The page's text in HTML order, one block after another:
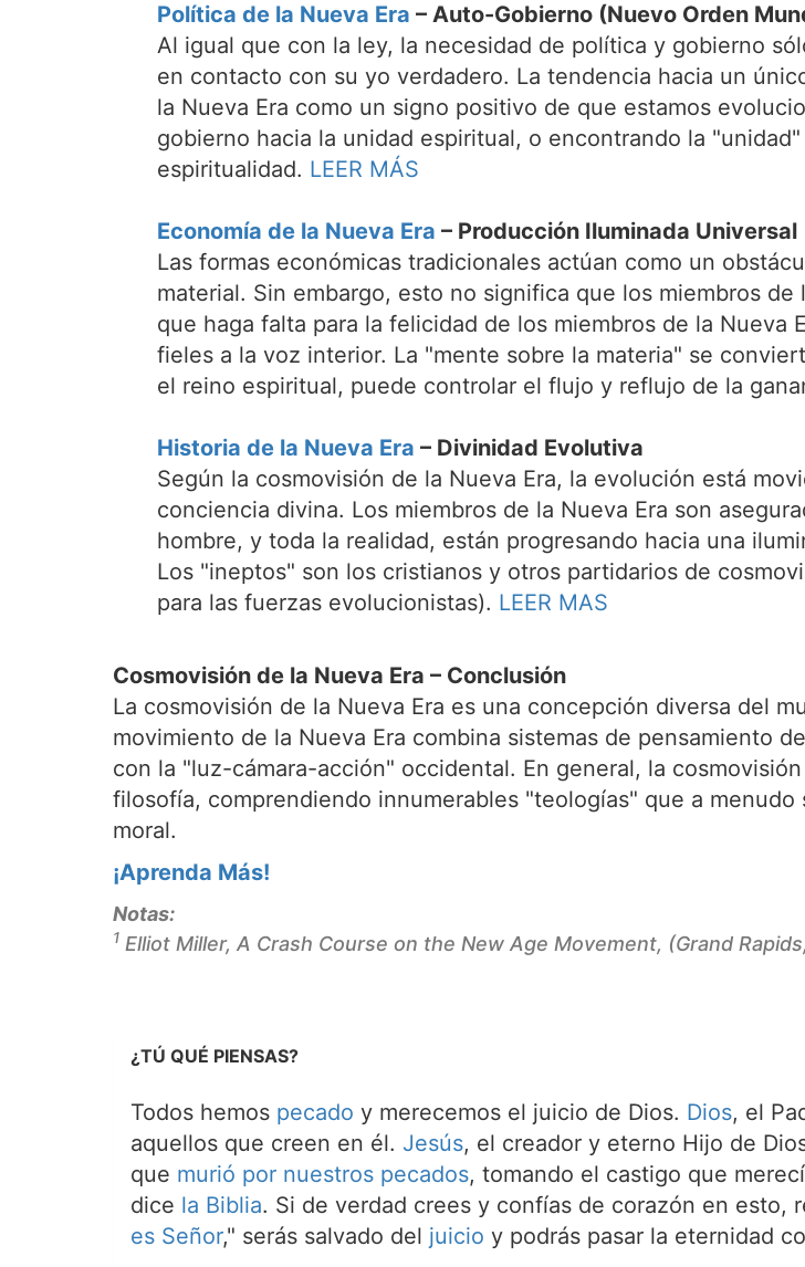
Política de la Nueva Era – Auto-Gobierno (Nuevo Orden
Al igual que con la ley, la necesidad de política y gobierno
en contacto con su yo verdadero. La tendencia hacia un
la Nueva Era como un signo positivo de que estamos
gobierno hacia la unidad espiritual, o encontrando la
espiritualidad. LEER MÁS
Economía de la Nueva Era – Producción Iluminada Universal
Las formas económicas tradicionales actúan como un
material. Sin embargo, esto no significa que los miembros
que haga falta para la felicidad de los miembros de la
fieles a la voz interior. La "mente sobre la materia" se
el reino espiritual, puede controlar el flujo y reflujo de la
Historia de la Nueva Era – Divinidad Evolutiva
Según la cosmovisión de la Nueva Era, la evolución está
conciencia divina. Los miembros de la Nueva Era son
hombre, y toda la realidad, están progresando hacia una
Los "ineptos" son los cristianos y otros partidarios de
para las fuerzas evolucionistas). LEER MAS
Cosmovisión de la Nueva Era – Conclusión
La cosmovisión de la Nueva Era es una concepción diversa del
movimiento de la Nueva Era combina sistemas de pensamiento
con la "luz-cámara-acción" occidental. En general, la
filosofía, comprendiendo innumerables "teologías" que a
moral.
¡Aprenda Más!
Notas:
1 Elliot Miller, A Crash Course on the New Age Movement, (Grand
¿TÚ QUÉ PIENSAS?
Todos hemos pecado y merecemos el juicio de Dios. Dios, el
aquellos que creen en él. Jesús, el creador y eterno Hijo de
que murió por nuestros pecados, tomando el castigo que
dice la Biblia. Si de verdad crees y confías de corazón en esto,
es Señor," serás salvado del juicio y podrás pasar la eternidad